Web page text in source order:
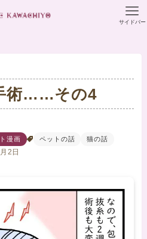
サイドバー
術……その4
漫画 ペットの話 猫の話
2日